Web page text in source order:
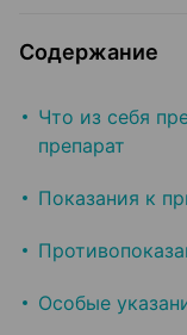
Содержание
Что из себя
препарат
Показания к
Особые